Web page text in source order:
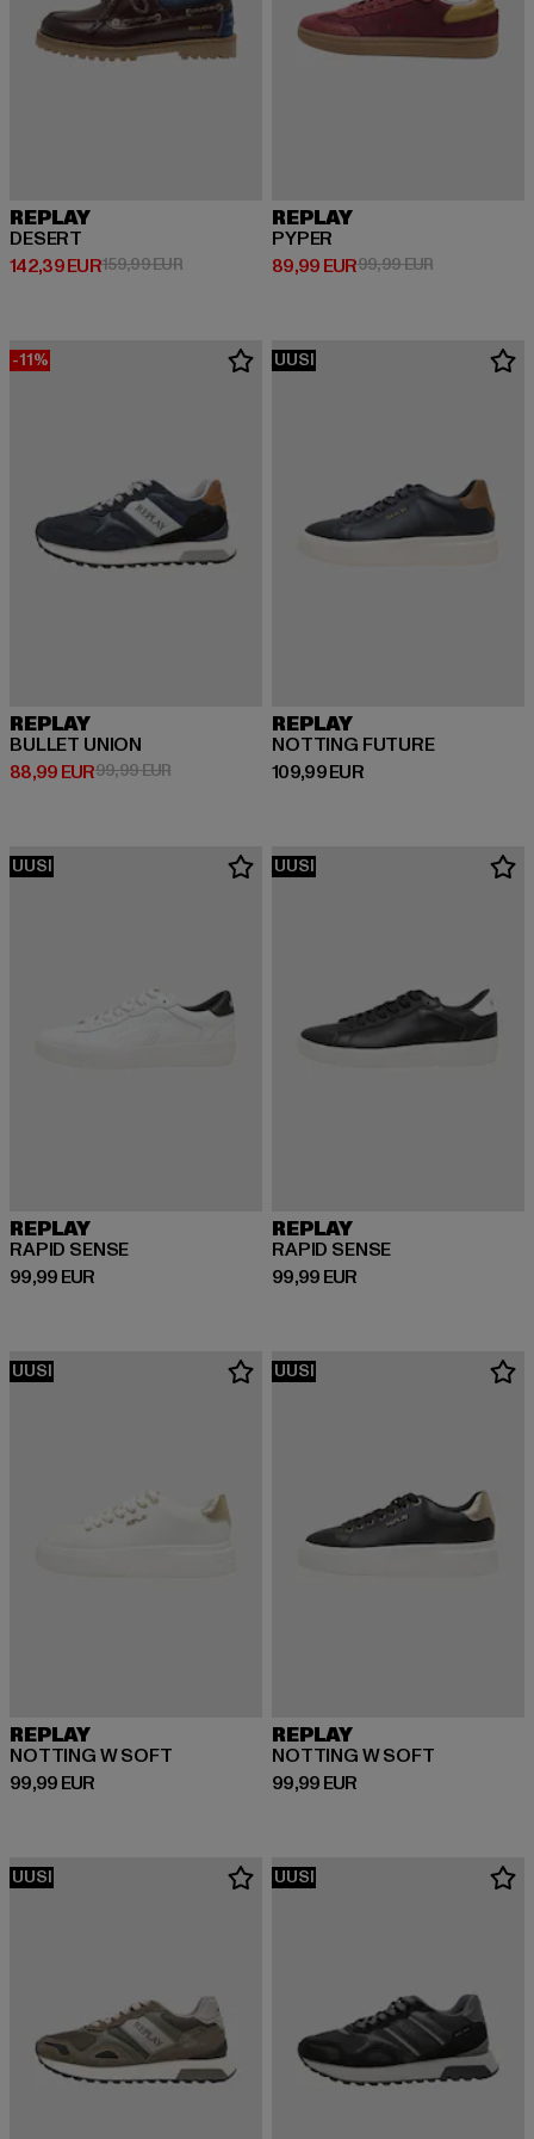
REPLAY
DESERT
142,39 EUR
Ajankohtainen hinta: 142,39 EUR
159,99 EURKampanjahinta: 159,99 EUR
REPLAY
PYPER
89,99 EUR
Ajankohtainen hinta: 89,99 EUR
99,99 EUR
-11%
REPLAY
BULLET UNION
88,99 EUR
Ajankohtainen hinta: 88,99 EUR
99,99 EURKampanjahinta: 99,99 EUR
UUSI
REPLAY
NOTTING FUTURE
109,99 EUR
Ajankohtainen hinta: 109,99 EUR
UUSI
REPLAY
RAPID SENSE
99,99 EUR
Ajankohtainen hinta: 99,99 EUR
UUSI
REPLAY
RAPID SENSE
99,99 EUR
Ajankohtainen hinta: 99,99 EUR
UUSI
REPLAY
NOTTING W SOFT
99,99 EUR
Ajankohtainen hinta: 99,99 EUR
UUSI
REPLAY
NOTTING W SOFT
99,99 EUR
Ajankohtainen hinta: 99,99 EUR
UUSI UUSI